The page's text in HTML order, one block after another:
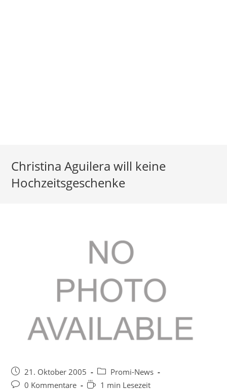
Christina Aguilera will keine
Hochzeitsgeschenke
Beitrag
veröffentlicht:
21. Oktober 2005
Beitrags-
Kategorie:
Promi-News
Beitrags-
0 Kommentare Lesedauer:
1 min Lesezeit